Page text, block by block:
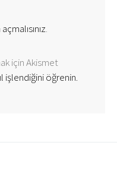
.
için Akismet
işlendiğini öğrenin.